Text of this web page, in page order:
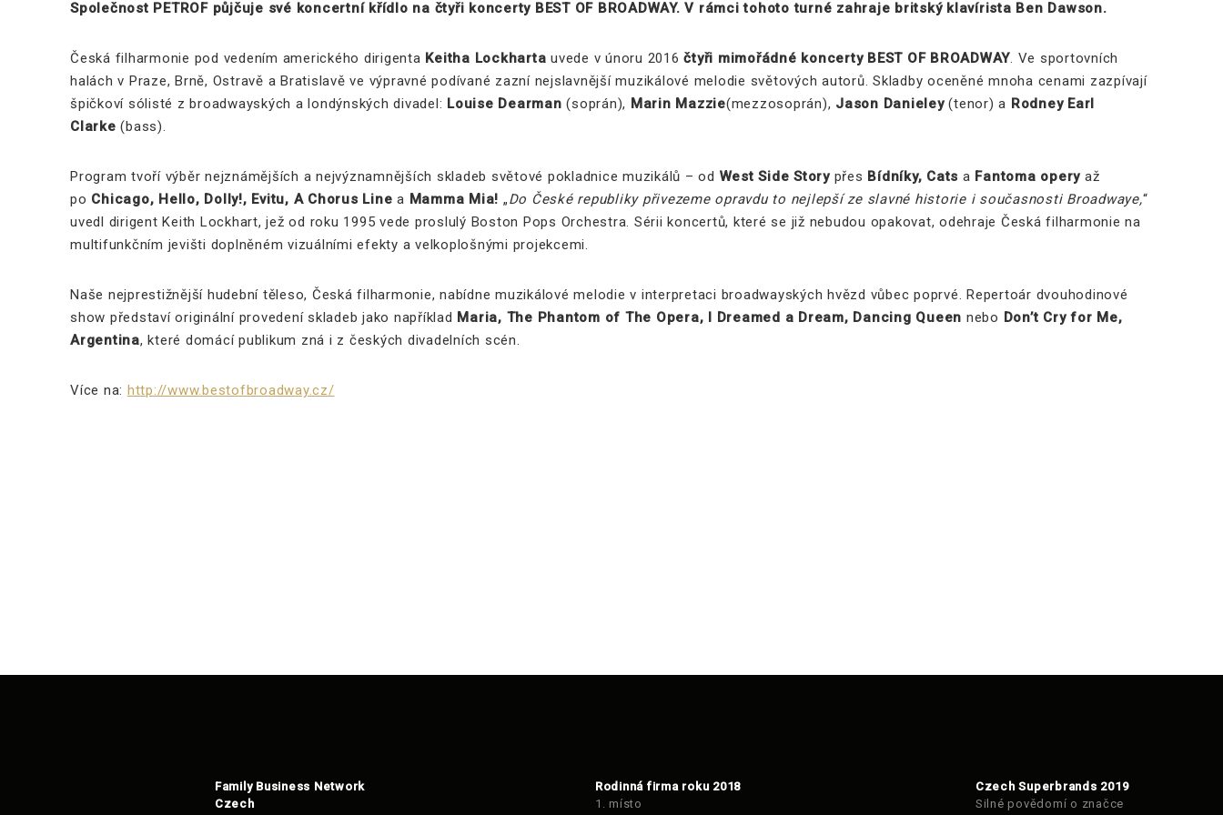
Společnost PETROF půjčuje své koncertní křídlo na čtyři koncerty BEST OF BROADWAY. V rámci tohoto turné zahraje britský klavírista Ben Dawson.
Česká filharmonie pod vedením amerického dirigenta Keitha Lockharta uvede v únoru 2016čtyři mimořádné koncerty BEST OF BROADWAY. Ve sportovních
halách v Praze, Brně, Ostravě a Bratislavě ve výpravné podívané zazní nejslavnější muzikálové melodie světových autorů. Skladby oceněné mnoha cenami zazpívají
špičkoví sólisté z broadwayských a londýnských divadel: Louise Dearman(soprán), Marin Mazzie(mezzosoprán), Jason Danieley(tenor) a Rodney Earl
Clarke (bass).
Program tvoří výběr nejznámějších a nejvýznamnějších skladeb světové pokladnice muzikálů – od West Side Storypřes Bídníky, Cats a Fantoma opery až
po Chicago, Hello, Dolly!, Evitu, A Chorus Line a Mamma Mia! „Do České republiky přivezeme opravdu to nejlepší ze slavné historie i současnosti Broadwaye,“
uvedl dirigent Keith Lockhart, jež od roku 1995 vede proslulý Boston Pops Orchestra. Sérii koncertů, které se již nebudou opakovat, odehraje Česká filharmonie na
multifunkčním jevišti doplněném vizuálními efekty a velkoplošnými projekcemi.
Naše nejprestižnější hudební těleso, Česká filharmonie, nabídne muzikálové melodie v interpretaci broadwayských hvězd vůbec poprvé. Repertoár dvouhodinové
show představí originální provedení skladeb jako například Maria, The Phantom of The Opera, I Dreamed a Dream, Dancing Queen nebo Don’t Cry for Me,
Argentina, které domácí publikum zná i z českých divadelních scén.
Více na: http://www.bestofbroadway.cz/
Family Business Network
Czech
Rodinná firma roku 2018
1. místo
Czech Superbrands 2019
Silné povědomí o značce